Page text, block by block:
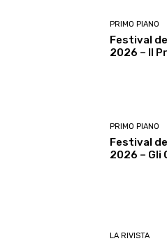
PRIMO PIANO
Festival
2026 – Il
PRIMO PIANO
Festival
2026 – Gli
LA RIVISTA